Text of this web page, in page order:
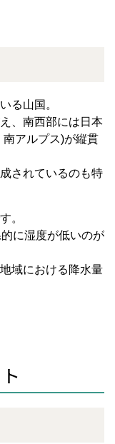
る山国。
、南西部には日本
アルプス)が縦貫
されているのも特
。
に湿度が低いのが
域における降水量